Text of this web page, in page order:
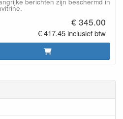
€ 345.00
€ 417.45 inclusief btw